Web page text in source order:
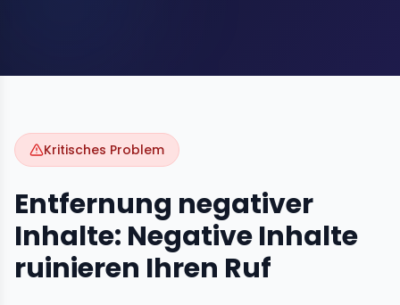
Kritisches Problem
Entfernung negativer
Inhalte: Negative Inhalte
ruinieren Ihren Ruf